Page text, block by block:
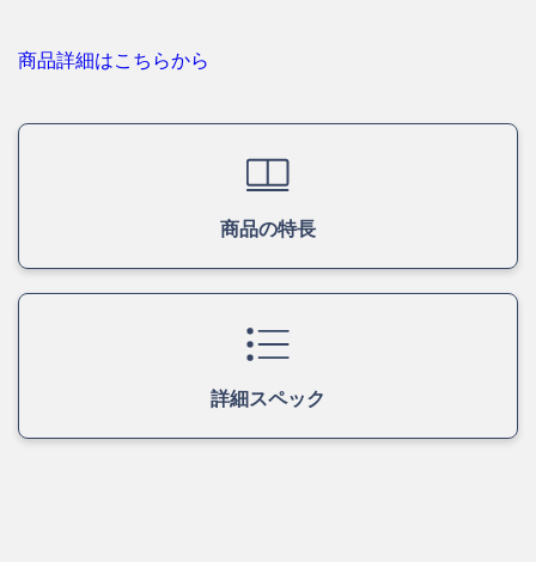
商品詳細はこちらから
商品の特長
詳細スペック